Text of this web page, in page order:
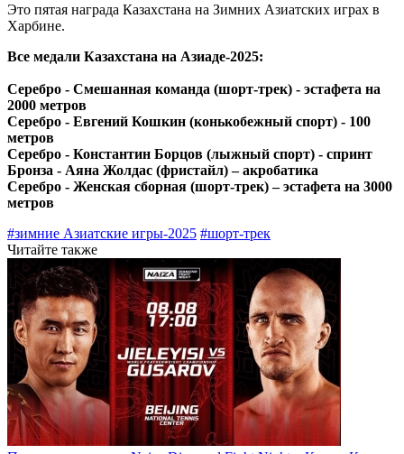
Это пятая награда Казахстана на Зимних Азиатских играх в
Харбине.
Все медали Казахстана на Азиаде-2025:
Серебро - Смешанная команда (шорт-трек) - эстафета на
2000 метров
Серебро - Евгений Кошкин (конькобежный спорт) - 100
метров
Серебро - Константин Борцов (лыжный спорт) - спринт
Бронза - Аяна Жолдас (фристайл) – акробатика
Серебро - Женская сборная (шорт-трек) – эстафета на 3000
метров
#зимние Азиатские игры-2025 #шорт-трек
Читайте также